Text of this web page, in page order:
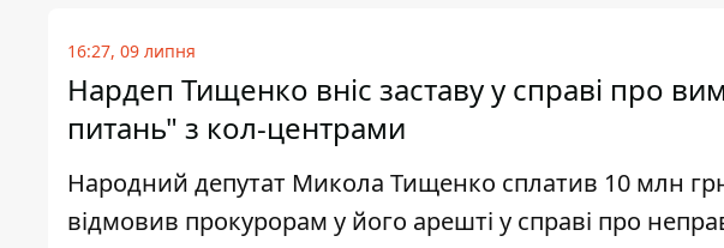
16:27, 09 липня
Нардеп Тищенко вніс заставу у справі про
питань" з кол-центрами
Народний депутат Микола Тищенко сплатив 10 млн
відмовив прокурорам у його арешті у справі про